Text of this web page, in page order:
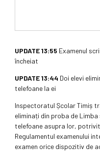
UPDATE 13:55 Examenul
încheiat
UPDATE 13:44 Doi elevi
telefoane la ei
Inspectoratul Școlar Timiș
eliminați din proba de
telefoane asupra lor,
Regulamentul examenului
examen orice dispozitiv de